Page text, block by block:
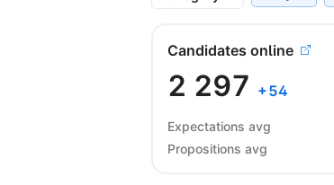
Candidates online
2 297 +54
Expectations avg
Propositions avg